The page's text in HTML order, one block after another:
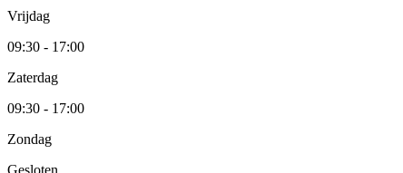
Vrijdag
09:30 - 17:00
Zaterdag
09:30 - 17:00
Zondag
Gesloten